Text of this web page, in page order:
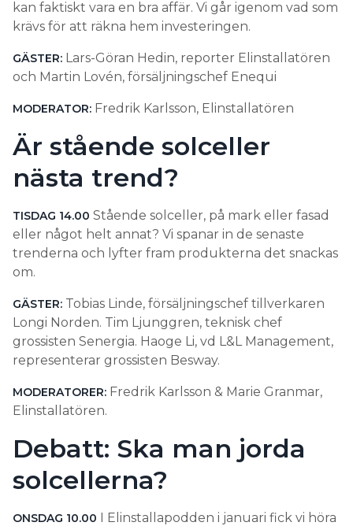
kan faktiskt vara en bra affär. Vi går igenom vad som
krävs för att räkna hem investeringen.
GÄSTER: Lars-Göran Hedin, reporter Elinstallatören
och Martin Lovén, försäljningschef Enequi
MODERATOR: Fredrik Karlsson, Elinstallatören
Är stående solceller
nästa trend?
TISDAG 14.00 Stående solceller, på mark eller fasad
eller något helt annat? Vi spanar in de senaste
trenderna och lyfter fram produkterna det snackas
om.
GÄSTER: Tobias Linde, försäljningschef tillverkaren
Longi Norden. Tim Ljunggren, teknisk chef
grossisten Senergia. Haoge Li, vd L&L Management,
representerar grossisten Besway.
MODERATORER: Fredrik Karlsson & Marie Granmar,
Elinstallatören.
Debatt: Ska man jorda
solcellerna?
ONSDAG 10.00 I Elinstallapodden i januari fick vi höra